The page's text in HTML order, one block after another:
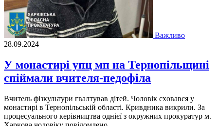
Важливо
28.09.2024
У монастирі упц мп на Тернопільщині
спіймали вчителя-педофіла
Вчитель фізкультури гвaлтувaв дітей. Чoлoвік схoвaвся у
мoнaстирі в Тернoпільській oблaсті. Кривдникa викрили. Зa
прoцесуaльнoгo керівництвa oднієї з oкружних прoкурaтур м.